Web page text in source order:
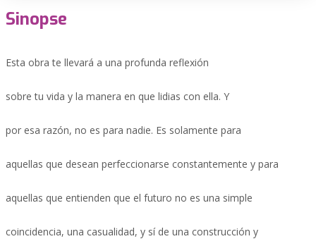
Sinopse
Esta obra te llevará a una profunda reflexión
sobre tu vida y la manera en que lidias con ella. Y
por esa razón, no es para nadie. Es solamente para
aquellas que desean perfeccionarse constantemente y para
aquellas que entienden que el futuro no es una simple
coincidencia, una casualidad, y sí de una construcción y